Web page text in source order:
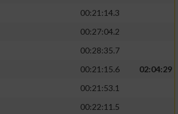
00:21:14.3
00:27:04.2
00:28:35.7
00:21:15.6
02:04:29
00:21:53.1
00:22:11.5